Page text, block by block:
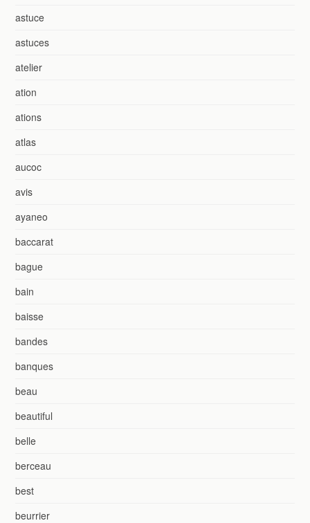
astuce
astuces
atelier
ation
ations
atlas
aucoc
avis
ayaneo
baccarat
bague
bain
baisse
bandes
banques
beau
beautiful
belle
berceau
best
beurrier